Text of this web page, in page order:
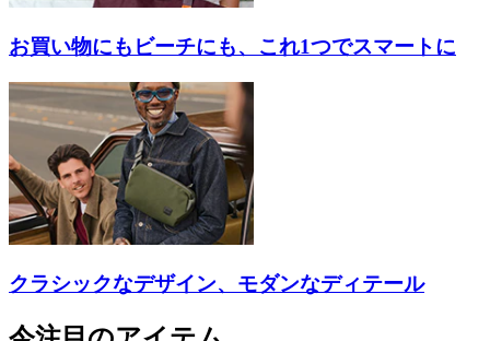
お買い物にもビーチにも、これ1つでスマートに
クラシックなデザイン、モダンなディテール